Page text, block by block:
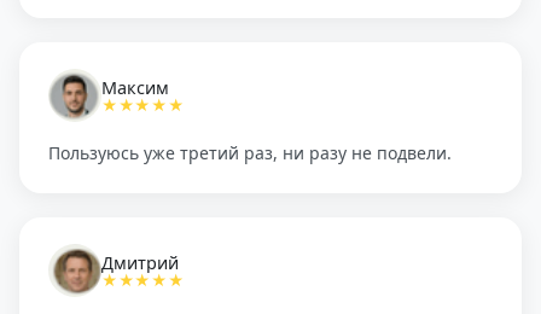
Максим
★★★★★
Пользуюсь уже третий раз, ни разу не подвели.
Дмитрий
★★★★★